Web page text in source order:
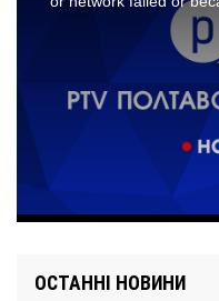
ОСТАННІ НОВИНИ